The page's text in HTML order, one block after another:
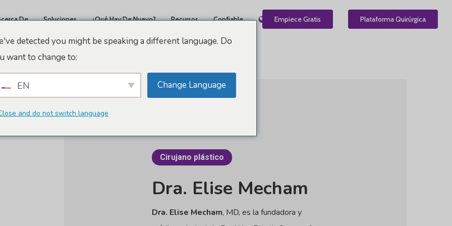
De Soluciones ¿Qué Hay De Nuevo? Recursos Confiable ES
Empiece Gratis Plataforma Quirúrgica
Cirujano plástico
Dra. Elise Mecham
Dra. Elise Mecham, MD, es la fundadora y
detected you might be speaking a different language. Do
want to change to:
EN Change Language
and do not switch language